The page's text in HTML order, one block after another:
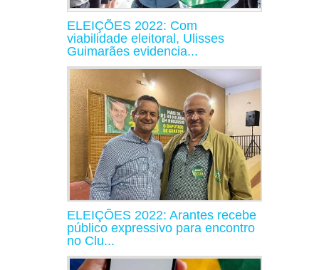
ELEIÇÕES 2022: Com
viabilidade eleitoral, Ulisses
Guimarães evidencia...
ELEIÇÕES 2022: Arantes recebe
público expressivo para encontro
no Clu...